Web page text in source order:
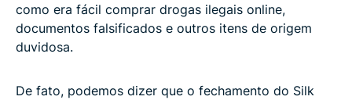
como era fácil comprar drogas ilegais online,
documentos falsificados e outros itens de origem
duvidosa.
De fato, podemos dizer que o fechamento do Silk